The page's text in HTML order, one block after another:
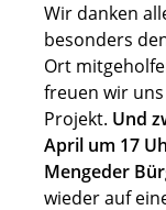
Wir danken
besonders
Ort
freuen wir
Projekt. Und
April um 17
Mengeder
wieder auf